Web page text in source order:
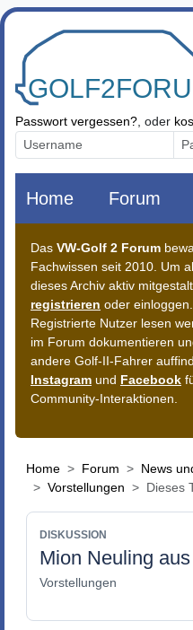
Zum Inhalt springen
Passwort vergessen? , oder
Home Forum
Das VW-Golf 2 Forum
Fachwissen seit 2010. Um
dieses Archiv aktiv
registrieren oder einloggen.
Registrierte Nutzer lesen
im Forum dokumentieren
andere Golf-II-Fahrer
Instagram und Facebook
Community-Interaktionen.
Home Forum
News
Vorstellungen
Dieses
DISKUSSION
Mion Neuling
Vorstellungen